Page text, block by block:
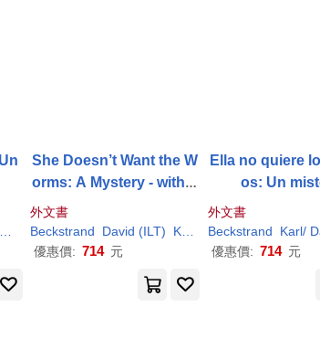
Karl/ Jones
She Doesn’t Want the W
orms: A Mystery - with o
外文書
Beckstrand
David (ILT) Karl
/ Hollenbach
優惠價: 714 元
Ella no quiere
os: Un
外文書
Beckstrand
Karl/
優惠價: 714 元